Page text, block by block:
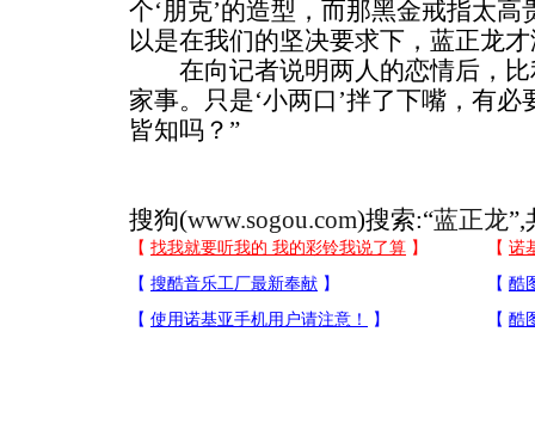
个‘朋克’的造型，而那黑金戒指太
以是在我们的坚决要求下，蓝正龙
在向记者说明两人的恋情后，比
家事。只是‘小两口’拌了下嘴，有
皆知吗？”
搜狗(www.sogou.com)搜索:“蓝正龙”,